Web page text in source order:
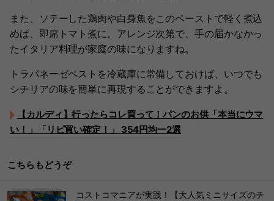
また、ソテーした鶏肉や白身魚をこのペーストで軽く煮込
めば、即席トマト煮に。アレンジ次第で、手の届かなかっ
たイタリア料理が家庭の味になりますね。
トラパネーゼペストを冷蔵庫に常備しておけば、いつでも
シチリアの味を簡単に再現することができますよ。
【カルディ】行ったらコレ買って！パンのお供「本当にウマ
い！」「リピ買い確定！」 354円均一2選
こちらもどうぞ
コストコマニアが実践！【大人気ミニサイズのチ